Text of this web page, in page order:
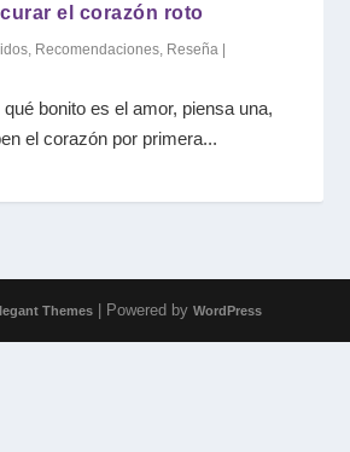
el corazón roto
Recomendaciones Reseña |
bonito es el amor, piensa una,
el corazón por primera...
Themes| Powered by WordPress